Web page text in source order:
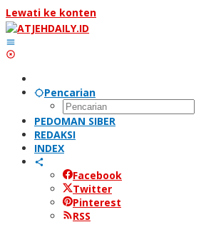
Lewati ke konten
Pencarian
PEDOMAN SIBER
REDAKSI
INDEX
Facebook
Twitter
Pinterest
RSS